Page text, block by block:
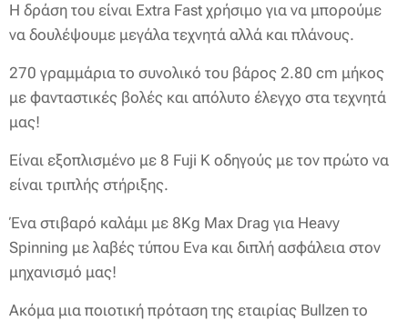
Η δράση του είναι Extra Fast χρήσιμο για να μπορούμε
να δουλέψουμε μεγάλα τεχνητά αλλά και πλάνους.
270 γραμμάρια το συνολικό του βάρος 2.80 cm μήκος
με φανταστικές βολές και απόλυτο έλεγχο στα τεχνητά
μας!
Είναι εξοπλισμένο με 8 Fuji K οδηγούς με τον πρώτο να
είναι τριπλής στήριξης.
Ένα στιβαρό καλάμι με 8Kg Max Drag για Heavy
Spinning με λαβές τύπου Eva και διπλή ασφάλεια στον
μηχανισμό μας!
Ακόμα μια ποιοτική πρόταση της εταιρίας Bullzen το